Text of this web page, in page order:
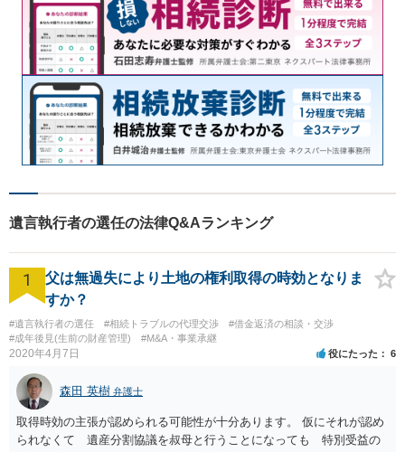
遺言執行者の選任の法律Q&Aランキング
1
父は無過失により土地の権利取得の時効となりま
すか？
#遺言執行者の選任 #相続トラブルの代理交渉
#借金返済の相談・交渉
#成年後見(生前の財産管理)
#M&A・事業承継
2020年4月7日 役にたった 6
森田 英樹 弁護士
取得時効の主張が認められる可能性が十分あります。 仮にそれが認め
られなくて 遺産分割協議を叔母と行うことになっても 特別受益の